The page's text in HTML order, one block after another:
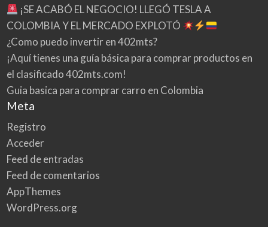
¡SE ACABÓ EL NEGOCIO! LLEGÓ TESLA A
COLOMBIA Y EL MERCADO EXPLOTÓ
¿Como puedo invertir en 402mts?
¡Aquí tienes una guía básica para comprar productos en
el clasificado 402mts.com!
Guia basica para comprar carro en Colombia
Meta
Registro
Acceder
Feed de entradas
Feed de comentarios
AppThemes
WordPress.org